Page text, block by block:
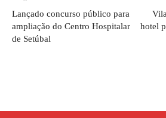
Lançado concurso público para
ampliação do Centro Hospitalar
de Setúbal
hotel